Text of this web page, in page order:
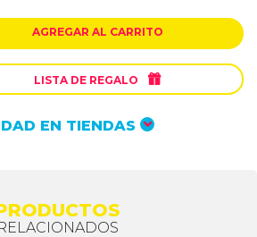
AGREGAR AL CARRITO
LISTA DE REGALO 
EN TIENDAS